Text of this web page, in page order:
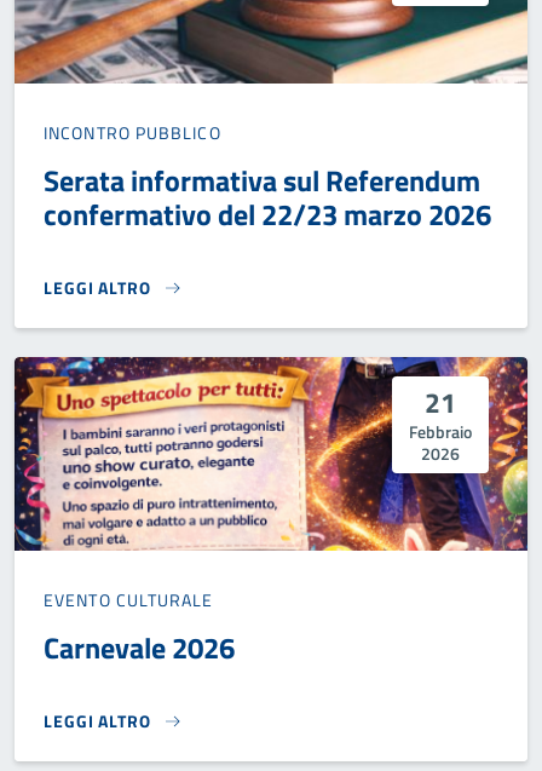
INCONTRO PUBBLICO
Serata informativa sul Referendum
confermativo del 22/23 marzo 2026
LEGGI ALTRO
SERATA INFORMATIVA SUL REFERENDUM
21
Febbraio
2026
EVENTO CULTURALE
Carnevale 2026
LEGGI ALTRO
CARNEVALE 2026}